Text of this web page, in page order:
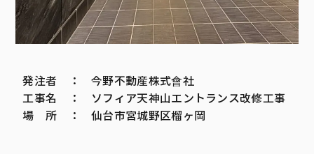
発注者 ： 今野不動産株式會社
工事名 ： ソフィア天神山エントランス改修工事
場 所 ： 仙台市宮城野区榴ヶ岡